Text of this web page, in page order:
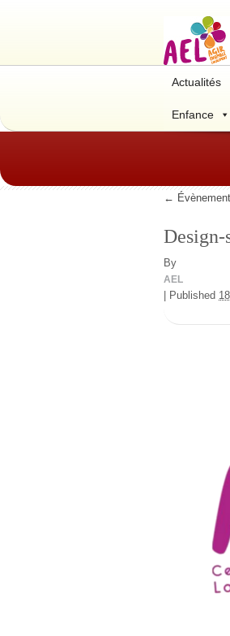
Actualités
Enfance
←
Design-
By
AEL
Published